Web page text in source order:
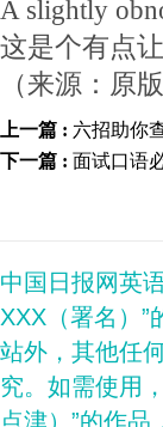
A slightly
这是个有点
（来源：原
上一篇 : 六招助你
下一篇 : 面试口语
中国日报网英
XXX（署名）
站外，其他任
究。如需使用
点津）”的作